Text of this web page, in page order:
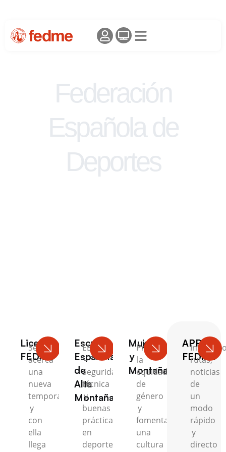
Federación
Española de
Deportes
Licencia
FEDME
Se
acerca
una
nueva
temporada
y
con
ella
llega
Escuela
Española
de
Alta
Montaña
EEAM
–
Seguridad,
técnica
y
buenas
prácticas
en
deportes
Mujer
y
Montaña
Promovemos
la
equidad
de
género
y
fomentamos
una
cultura
APP
FEDME
rutas,
noticias
de
un
modo
rápido
y
directo